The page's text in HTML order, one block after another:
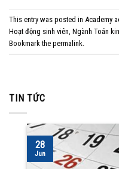
This entry was posted in Academy
Hoạt động sinh viên Ngành Toán
Bookmark the permalink
TIN TỨC
28
Jun